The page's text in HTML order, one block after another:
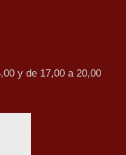
y de 17,00 a 20,00